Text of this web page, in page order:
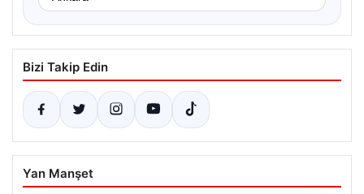
Bizi Takip Edin
Yan Manşet